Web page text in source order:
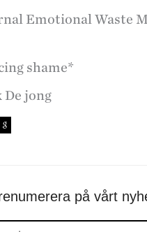
Emotional Waste
shame*
De jong
på vårt